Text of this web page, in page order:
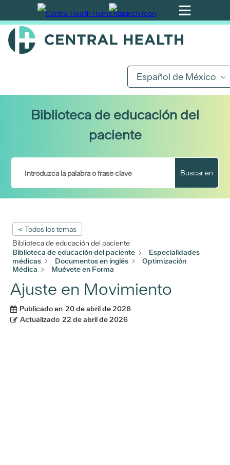
Ir
al
contenido
Español de México
Biblioteca de educación del
paciente
Buscar en
< Todos los temas
Biblioteca de educación del paciente
Biblioteca de educación del paciente
Especialidades
médicas
Documentos en inglés
Optimización
Médica
Muévete en Forma
Ajuste en Movimiento
Publicado en 20 de abril de 2026
Actualizado 22 de abril de 2026